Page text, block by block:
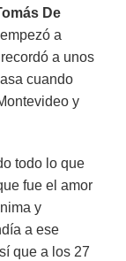
De
a
a unos
cuando
y
todo lo que
fue el amor
y
a ese
que a los 27